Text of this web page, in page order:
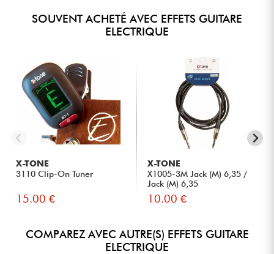
SOUVENT ACHETÉ AVEC EFFETS GUITARE
ELECTRIQUE
X-TONE
3110 Clip-On Tuner
15.00 €
X-TONE
X1005-3M Jack (M) 6,35 /
Jack (M) 6,35
10.00 €
COMPAREZ AVEC AUTRE(S) EFFETS GUITARE
ELECTRIQUE